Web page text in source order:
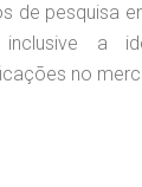
de pesquisa
inclusive a
no